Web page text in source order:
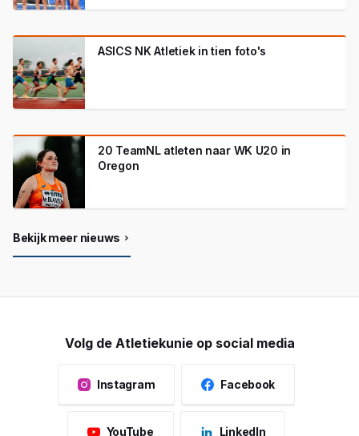
ASICS NK Atletiek in tien foto's
20 TeamNL atleten naar WK U20 in
Oregon
Bekijk meer nieuws
Volg de Atletiekunie op social media
Instagram Facebook
YouTube LinkedIn